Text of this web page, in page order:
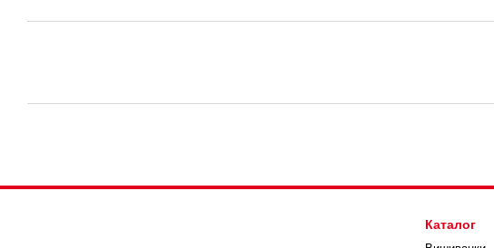
Каталог